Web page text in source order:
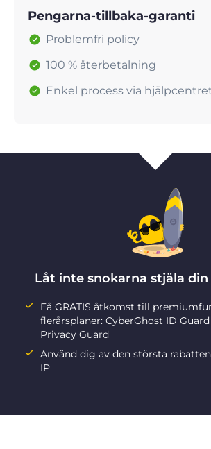
Pengarna-tillbaka-garanti
Problemfri policy
100 % återbetalning
Enkel process via
Låt inte snokarna stjäla
Få GRATIS åtkomst till
flerårsplaner: CyberGhost ID
Privacy Guard
Använd dig av den största
IP